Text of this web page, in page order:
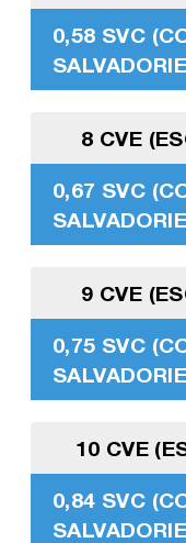
0,58 SVC
8 CVE
0,67 SVC
9 CVE
0,75 SVC
10 CVE
0,84 SVC